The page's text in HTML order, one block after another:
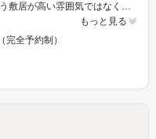
【Sara Tiara +nico】はエステサロンという敷居が高い雰囲気ではなく、カジュアルにゆったりくつろげる空間作りを心がけています★そのなかにも特別な非日常なひとときを過ごしていただけるよう、清潔感とときめくアイテムも入れています♪ぜひゆったりとお寛ぎください☆ ＜当店こだわり・・・☆＞ 一番はカウンセリングです！！カウンセリングをしっかりした上でお客様お一人お一人のニーズにお応えいたします♪特にフェイシャルのメニューは豊富です★多くのお客様にご満足いただけるよう努めています。 お客様のご来店を心よりお待ちしております♪
もっと見る
全予約制）